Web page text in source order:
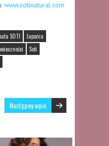
www.sotinatural.com
SOTI
Japonia
Soti
Następny wpis